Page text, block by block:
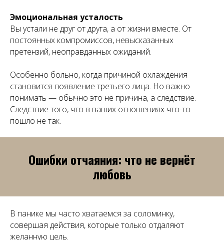
Эмоциональная усталость
Вы устали не друг от друга, а от жизни вместе. От
постоянных компромиссов, невысказанных
претензий, неоправданных ожиданий.
Особенно больно, когда причиной охлаждения
становится появление третьего лица. Но важно
понимать — обычно это не причина, а следствие.
Следствие того, что в ваших отношениях что-то
пошло не так.
Ошибки отчаяния: что не вернёт
любовь
В панике мы часто хватаемся за соломинку,
совершая действия, которые только отдаляют
желанную цель.